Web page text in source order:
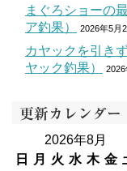
まぐろショーの
ア釣果）
2026年5月
カヤックを引き
ヤック釣果）
2026
更新カレンダー
2026年8月
日
月 火 水 木 金